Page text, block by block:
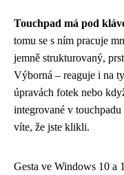
Touchpad má pod
tomu se s ním pracuje
jemně strukturovaný,
Výborná – reaguje i na
úpravách fotek nebo
integrované v
víte, že jste klikli.
Gesta ve Windows 10 a